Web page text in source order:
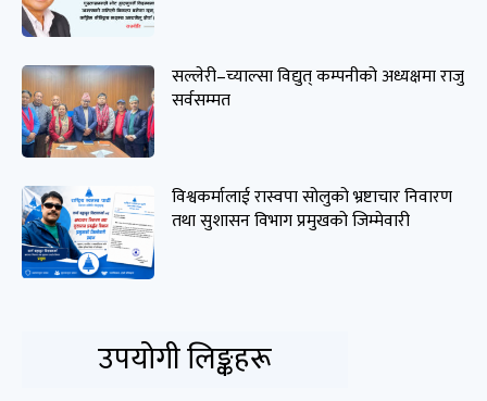
सल्लेरी–च्याल्सा विद्युत् कम्पनीको अध्यक्षमा राजु
सर्वसम्मत
विश्वकर्मालाई रास्वपा सोलुको भ्रष्टाचार निवारण
तथा सुशासन विभाग प्रमुखको जिम्मेवारी
उपयोगी लिङ्कहरू